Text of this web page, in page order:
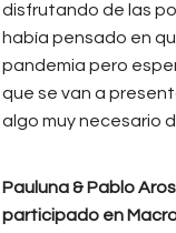
disfrutando de las
había pensado en
pandemia pero
que se van a
algo muy necesario
Pauluna & Pablo
participado en